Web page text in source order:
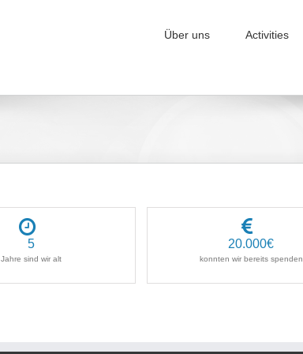
Über uns Activities
5
Jahre sind wir alt
20.000€
konnten wir bereits spenden